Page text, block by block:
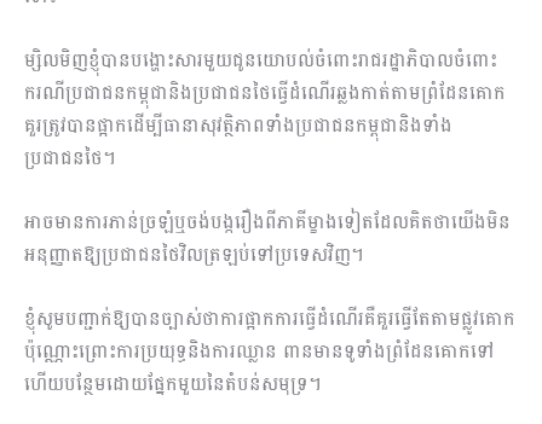
ម្សិលមិញខ្ញុំបានបង្ហោះសារមួយជូនយោបល់ចំពោះរាជរដ្ឋាភិបាលចំពោះ
ករណីប្រជាជនកម្ពុជានិងប្រជាជនថៃធ្វើដំណើរឆ្លងកាត់តាមព្រំដែនគោក
គួរត្រូវបានផ្អាកដើម្បីធានាសុវត្ថិភាពទាំងប្រជាជនកម្ពុជានិងទាំង
ប្រជាជនថៃ។
អាចមានការភាន់ច្រឡំឬចង់បង្ករឿងពីភាគីម្ខាងទៀតដែលគិតថាយើងមិន
អនុញ្ញាតឱ្យប្រជាជនថៃវិលត្រឡប់ទៅប្រទេសវិញ។
ខ្ញុំសូមបញ្ជាក់ឱ្យបានច្បាស់ថាការផ្អាកការធ្វើដំណើរគឺគួរធ្វើតែតាមផ្លូវគោក
ប៉ុណ្ណោះព្រោះការប្រយុទ្ធនិងការឈ្លាន ពានមានទូទាំងព្រំដែនគោកទៅ
ហើយបន្ថែមដោយផ្នែកមួយនៃតំបន់សមុទ្រ។